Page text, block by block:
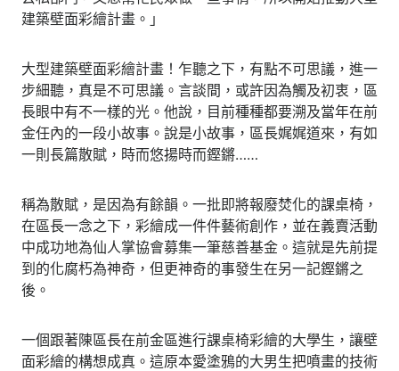
建築壁面彩繪計畫。」
大型建築壁面彩繪計畫！乍聽之下，有點不可思議，進一
步細聽，真是不可思議。言談間，或許因為觸及初衷，區
長眼中有不一樣的光。他說，目前種種都要溯及當年在前
金任內的一段小故事。說是小故事，區長娓娓道來，有如
一則長篇散賦，時而悠揚時而鏗鏘……
稱為散賦，是因為有餘韻。一批即將報廢焚化的課桌椅，
在區長一念之下，彩繪成一件件藝術創作，並在義賣活動
中成功地為仙人掌協會募集一筆慈善基金。這就是先前提
到的化腐朽為神奇，但更神奇的事發生在另一記鏗鏘之
後。
一個跟著陳區長在前金區進行課桌椅彩繪的大學生，讓壁
面彩繪的構想成真。這原本愛塗鴉的大男生把噴畫的技術